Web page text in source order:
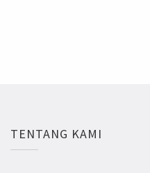
TENTANG KAMI